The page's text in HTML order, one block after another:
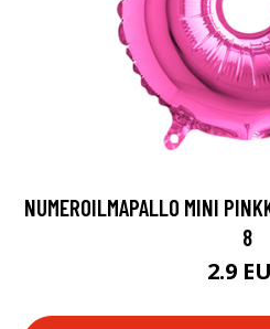
NUMEROILMAPALLO MINI
8
2.9